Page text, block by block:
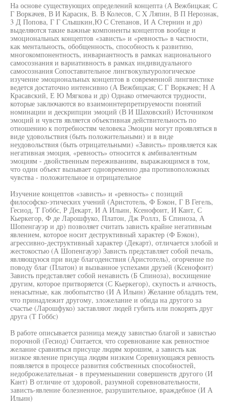
На основе существующих определений концепта (А Вежбицкая; С
Г Воркачев, В И Карасик, В. В Колесов, С X Ляпин, В П Нерознак,
3 Д Попова, Г Г Слышкин,Ю С Степанов, И А Стернин и др)
выделяются такие важные компоненты концептов вообще и
эмоциональных концептов «зависть» и «ревность» в частности,
как ментальность, обобщенность, способность к развитию,
многокомпонентность, инвариантность в рамках национального
самосознания и вариативность в рамках индивидуального
самосознания Сопоставительное лингвокультурологическое
изучение эмоциональных концептов в современной лингвистике
ведется достаточно интенсивно (А Вежбицкая; С Г Воркачев; Н А
Красавский, Е Ю Мягкова и др) Однако отмечаются трудности,
которые заключаются во взаимоинтерпретируемости понятий
номинации и дескрипции эмоций (В И Шаховский) Источником
эмоций и чувств является объективная действительность по
отношению к потребностям человека Эмоции могут проявляться в
виде удовольствия (быть положительными) и в виде
неудовольствия (быть отрицательными) «Зависть» проявляется как
негативная эмоция, «ревность» относится к амбивалентным
эмоциям - двойственным переживаниям, выражающимся в том,
что один объект вызывает одновременно два противоположных
чувства - положительное и отрицательное
Изучение концептов «зависть» и «ревность» с позиций
философско-этических учений (Аристотель, Ф Бэкон, Г В Гегель,
Гесиод, Т Гоббс, Р Декарт, И А Ильин, Ксенофоит, И Кант, С
Кьеркегор, Ф де Ларошфуко, Платон, Дж Роллз, Б Спиноза, А
Шопенгауэр и др) позволяет считать зависть крайне негативным
явлением, которое носит деструктивный характер (Ф Бэкон),
агрессивно-деструктивный характер (Декарт), отличается злобой и
жестокостью (А Шопенгауэр) Зависть представляет собой печаль,
являющуюся при виде благоденствия (Аристотель), огорчение по
поводу благ (Платон) и вызванное успехами друзей (Ксенофонт)
Зависть представляет собой ненависть (Б Спиноза), восхищение
другим, которое притворяется (С Кьеркегор), скупость и алчность,
ненасытные, как любопытство (И А Ильин) Желание обладать тем,
что принадлежит другому, зложелание и обида на другого за
счастье (Ларошфуко) заставляют людей губить или покорять друг
друга (Т Гоббс)
В работе описывается разница между завистью благой и завистью
порочной (Гесиод) Считается, что соревнование как ревностное
желание сравняться присуще людям хорошим, а зависть как
низкое явление присуща людям низким Соревнующаяся ревность
появляется в процессе развития собственных способностей,
недоброжелательная - в преуменьшении совершенств другого (И
Кант) В отличие от здоровой, разумной соревновательности,
зависть-явление болезненное, разрушительное, враждебное (И А
Ильин)